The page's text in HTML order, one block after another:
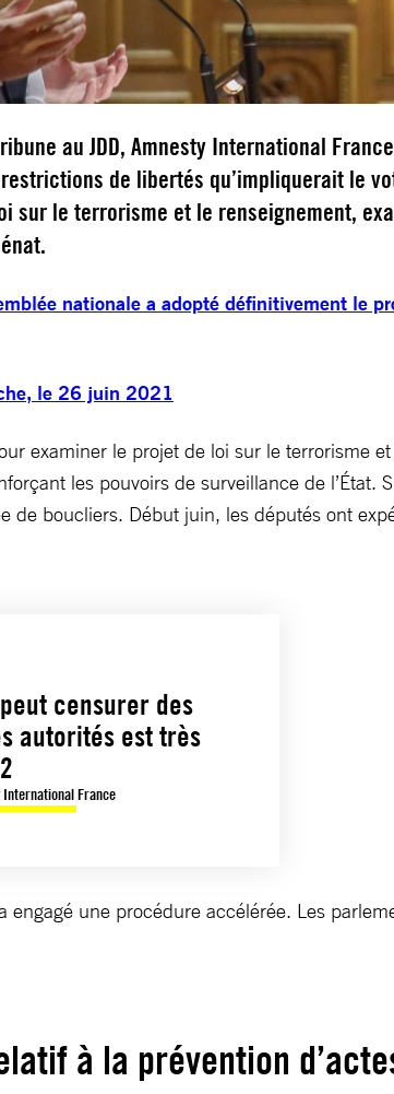
au JDD, Amnesty International
de libertés qu’impliquerait le
sur le terrorisme et le renseignement,
nationale a adopté définitivement le
le 26 juin 2021
examiner le projet de loi sur le terrorisme
les pouvoirs de surveillance de
de boucliers. Début juin, les députés ont
censurer des
autorités est très
International France
engagé une procédure accélérée. Les
à la prévention